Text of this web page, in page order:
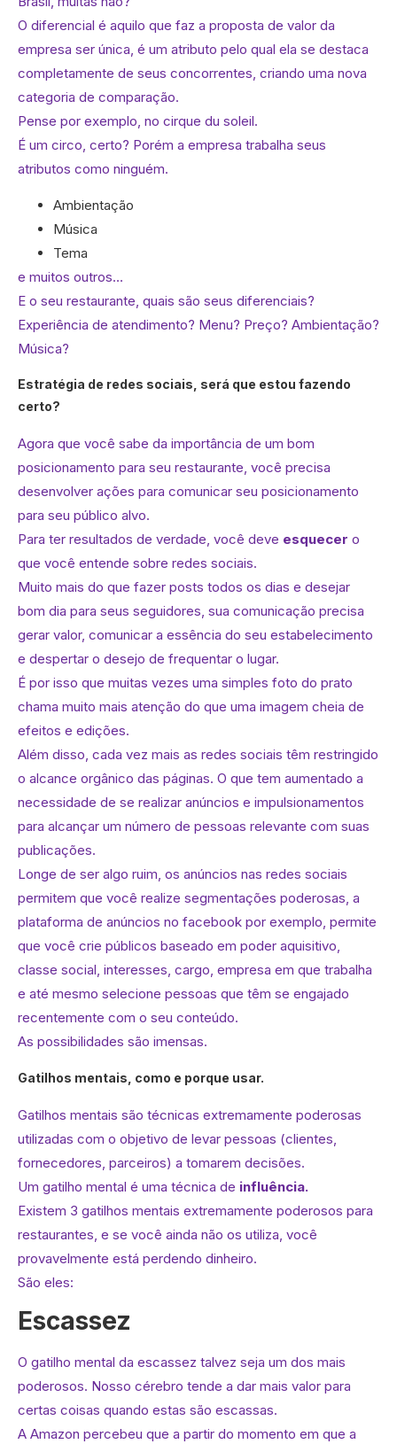
O diferencial é aquilo que faz a proposta de valor da
empresa ser única, é um atributo pelo qual ela se destaca
completamente de seus concorrentes, criando uma nova
categoria de comparação.
Pense por exemplo, no cirque du soleil.
É um circo, certo? Porém a empresa trabalha seus
atributos como ninguém.
Ambientação
Música
Tema
e muitos outros…
E o seu restaurante, quais são seus diferenciais?
Experiência de atendimento? Menu? Preço? Ambientação?
Música?
Estratégia de redes sociais, será que estou fazendo
certo?
Agora que você sabe da importância de um bom
posicionamento para seu restaurante, você precisa
desenvolver ações para comunicar seu posicionamento
para seu público alvo.
Para ter resultados de verdade, você deve esquecer o
que você entende sobre redes sociais.
Muito mais do que fazer posts todos os dias e desejar
bom dia para seus seguidores, sua comunicação precisa
gerar valor, comunicar a essência do seu estabelecimento
e despertar o desejo de frequentar o lugar.
É por isso que muitas vezes uma simples foto do prato
chama muito mais atenção do que uma imagem cheia de
efeitos e edições.
Além disso, cada vez mais as redes sociais têm restringido
o alcance orgânico das páginas. O que tem aumentado a
necessidade de se realizar anúncios e impulsionamentos
para alcançar um número de pessoas relevante com suas
publicações.
Longe de ser algo ruim, os anúncios nas redes sociais
permitem que você realize segmentações poderosas, a
plataforma de anúncios no facebook por exemplo, permite
que você crie públicos baseado em poder aquisitivo,
classe social, interesses, cargo, empresa em que trabalha
e até mesmo selecione pessoas que têm se engajado
recentemente com o seu conteúdo.
As possibilidades são imensas.
Gatilhos mentais, como e porque usar.
Gatilhos mentais são técnicas extremamente poderosas
utilizadas com o objetivo de levar pessoas (clientes,
fornecedores, parceiros) a tomarem decisões.
Um gatilho mental é uma técnica de influência.
Existem 3 gatilhos mentais extremamente poderosos para
restaurantes, e se você ainda não os utiliza, você
provavelmente está perdendo dinheiro.
São eles:
Escassez
O gatilho mental da escassez talvez seja um dos mais
poderosos. Nosso cérebro tende a dar mais valor para
certas coisas quando estas são escassas.
A Amazon percebeu que a partir do momento em que a